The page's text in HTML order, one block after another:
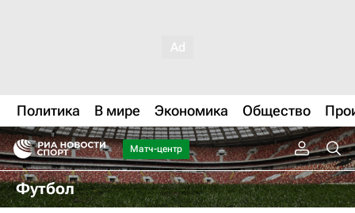
Политика В мире Экономика Общество
Матч-центр
Футбол